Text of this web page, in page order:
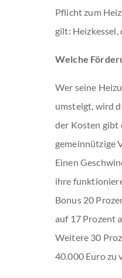
Pflicht zum
gilt: Heizkessel,
Welche
Wer seine
umsteigt, wird
der Kosten gibt
gemeinnützige
Einen
ihre
Bonus 20
auf 17 Prozent
Weitere 30
40.000 Euro zu